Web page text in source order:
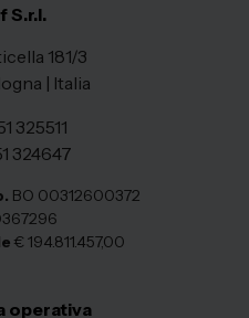
S.r.l.
181/3
| Italia
325511
324647
BO 00312600372
€ 194.811.457,00
operativa